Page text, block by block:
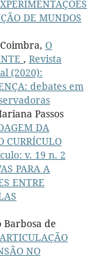
DE MUNDOS
O
, Revista
(2020):
debates em
Passos
DA
CURRÍCULO
v. 19 n. 2
PARA A
ENTRE
de
ARTICULAÇÃO
NO